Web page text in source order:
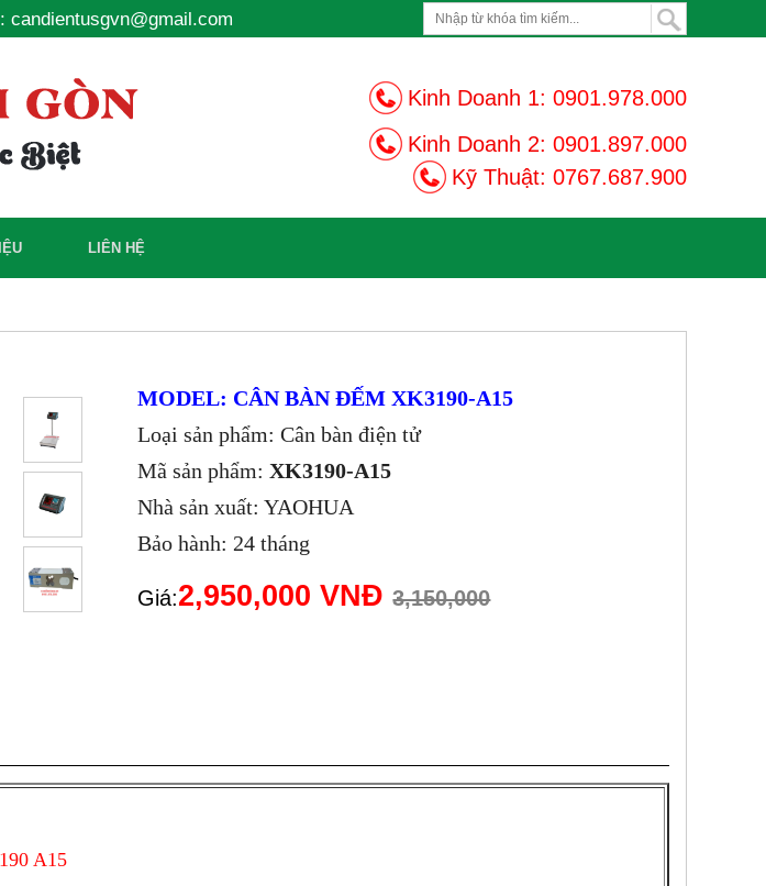
candientusgvn@gmail.com
Kinh Doanh 1: 0901.978.000
Kinh Doanh 2: 0901.897.000
Kỹ Thuật: 0767.687.900
LIÊN HỆ
MODEL: CÂN BÀN ĐẾM XK3190-A15
Loại sản phẩm: Cân bàn điện tử
Mã sản phẩm:XK3190-A15
Nhà sản xuất: YAOHUA
Bảo hành: 24 tháng
Giá:2,950,000 VNĐ3,150,000
A15